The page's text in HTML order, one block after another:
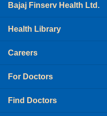
Bajaj Finserv Health Ltd.
Health Library
Careers
For Doctors
Find Doctors